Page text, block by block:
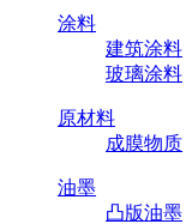
涂料
建筑涂料
玻璃涂料
原材料
成膜物质
油墨
凸版油墨